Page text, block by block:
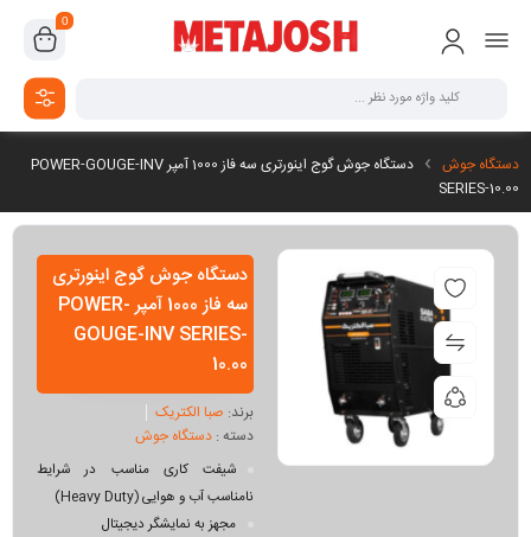
0
دستگاه جوش
دستگاه جوش گوج اینورتری سه فاز 1000 آمپر POWER-GOUGE-INV
SERIES-10.00
دستگاه جوش گوج اینورتری
سه فاز 1000 آمپر POWER-
GOUGE-INV SERIES-
10.00
برند: صبا الکتریک
دسته : دستگاه جوش
شیفت کاری مناسب در شرایط
نامناسب آب و هوایی (Heavy Duty)
مجهز به نمایشگر دیجیتال